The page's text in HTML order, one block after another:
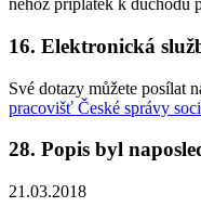
něhož příplatek k důchodu
16. Elektronická
Své dotazy můžete posílat
pracovišť České správy
28. Popis byl
21.03.2018